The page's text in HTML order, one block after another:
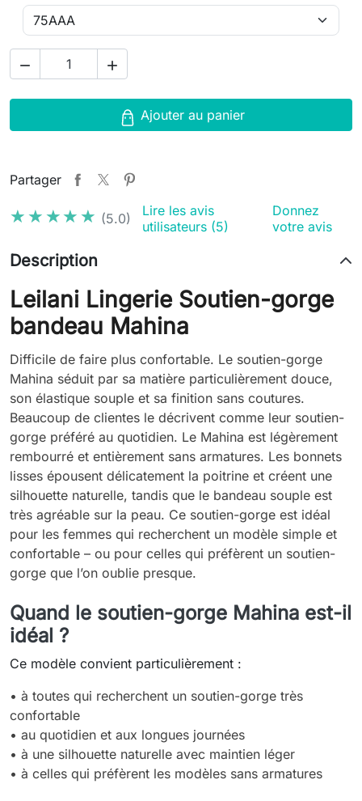
 
Ajouter au panier
Partager
★★★★★
★★★★★ (5.0)
Lire les avis
utilisateurs (5)
Donnez
votre avis
Description
Leilani Lingerie Soutien-gorge
bandeau Mahina
Difficile de faire plus confortable. Le soutien-gorge
Mahina séduit par sa matière particulièrement douce,
son élastique souple et sa finition sans coutures.
Beaucoup de clientes le décrivent comme leur soutien-
gorge préféré au quotidien. Le Mahina est légèrement
rembourré et entièrement sans armatures. Les bonnets
lisses épousent délicatement la poitrine et créent une
silhouette naturelle, tandis que le bandeau souple est
très agréable sur la peau. Ce soutien-gorge est idéal
pour les femmes qui recherchent un modèle simple et
confortable – ou pour celles qui préfèrent un soutien-
gorge que l’on oublie presque.
Quand le soutien-gorge Mahina est-il
idéal ?
Ce modèle convient particulièrement :
• à toutes qui recherchent un soutien-gorge très
confortable
• au quotidien et aux longues journées
• à une silhouette naturelle avec maintien léger
• à celles qui préfèrent les modèles sans armatures